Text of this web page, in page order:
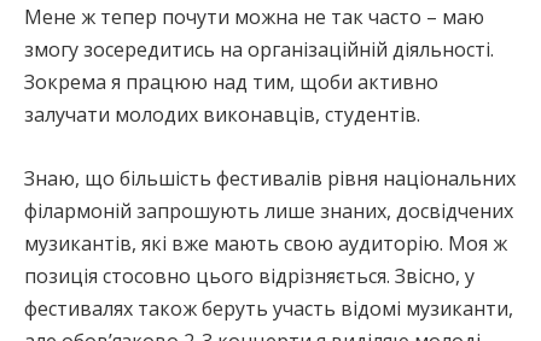
Мене ж тепер почути можна не так часто – маю
змогу зосередитись на організаційній діяльності.
Зокрема я працюю над тим, щоби активно
залучати молодих виконавців, студентів.
Знаю, що більшість фестивалів рівня національних
філармоній запрошують лише знаних, досвідчених
музикантів, які вже мають свою аудиторію. Моя ж
позиція стосовно цього відрізняється. Звісно, у
фестивалях також беруть участь відомі музиканти,